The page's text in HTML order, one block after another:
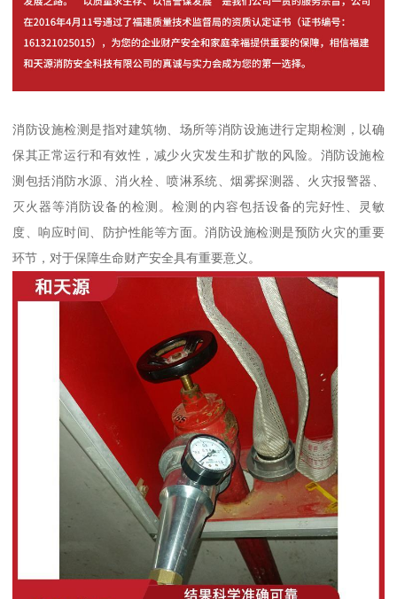
消防设施检测是指对建筑物、场所等消防设施进行定期检测，以确
保其正常运行和有效性，减少火灾发生和扩散的风险。消防设施检
测包括消防水源、消火栓、喷淋系统、烟雾探测器、火灾报警器、
灭火器等消防设备的检测。检测的内容包括设备的完好性、灵敏
度、响应时间、防护性能等方面。消防设施检测是预防火灾的重要
环节，对于保障生命财产安全具有重要意义。